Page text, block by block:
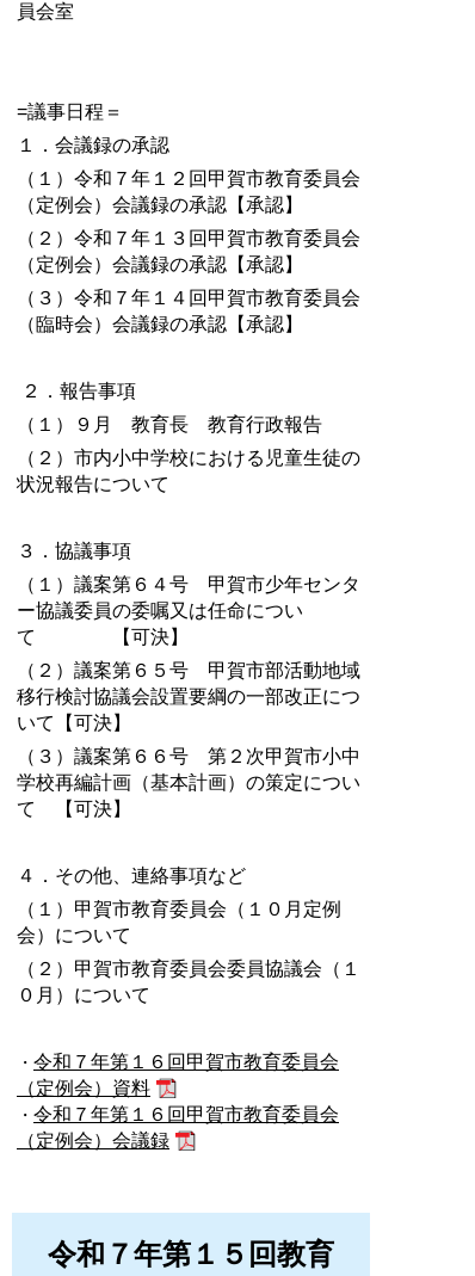
員会室
=議事日程＝
１．会議録の承認
（１）令和７年１２回甲賀市教育委員会
（定例会）会議録の承認【承認】
（２） 令和７年１３回甲賀市教育委員会
（定例会）会議録の承認【承認】
（３） 令和７年１４回甲賀市教育委員会
（臨時会）会議録の承認【承認】
２．報告事項
（１）９月 教育長 教育行政報告
（２）市内小中学校における児童生徒の
状況報告について
３．協議事項
（１）議案第６４号 甲賀市少年センタ
ー協議委員の委嘱又は任命につい
て 【可決】
（２）議案第６５号 甲賀市部活動地域
移行検討協議会設置要綱の一部改正につ
いて【可決】
（３）議案第６６号 第２次甲賀市小中
学校再編計画（基本計画）の策定につい
て 【可決】
４．その他、連絡事項など
（１）甲賀市教育委員会（１０月定例
会）について
（２）甲賀市教育委員会委員協議会（１
０月）について
・ 令和７年第１６回甲賀市教育委員会
（定例会）資料
・ 令和７年第１６回甲賀市教育委員会
（定例会）会議録
令和７年第１５回教育